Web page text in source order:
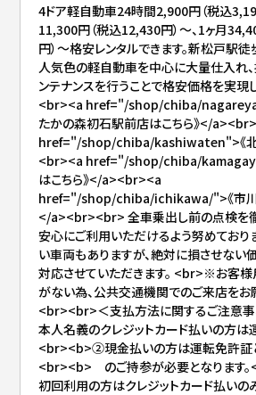
4ドア軽自動車24時間2,900円（税込
11,300円（税込12,430円）～、1ヶ月
円）～格安レンタルできます。新松戸駅
人気色の軽自動車を中心に大量仕入れ
ンテナンスを行うことで格安価格を実現
<br><a href="/shop/chiba/
たかの森初石駅前店はこちら》</
href="/shop/chiba/kashiwaten">《北
<br><a href="/shop/chiba/
はこちら》</a><br><a
href="/shop/chiba/ichikawa/">《市川
</a><br><br> 全車乗出し前の点検を
安心にご利用いただけるよう努めており
い車両もありますが、絶対に損させない
対応させていただきます。 <br>※お客
がない為、公共交通機関でのご来店をお
<br><br>＜支払方法に関するご注意
本人名義のクレジットカード払いの方
<br><b>②現金払いの方は運転免許証
<br><b> のご持参が必要となります
初回利用の方はクレジットカード払いの